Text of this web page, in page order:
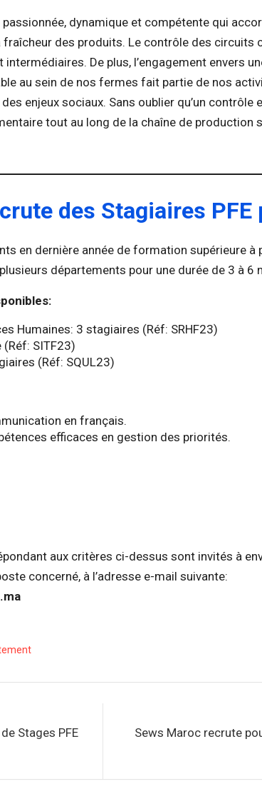
passionnée, dynamique et compétente qui
fraîcheur des produits. Le contrôle des circuits
De plus, l’engagement envers
au sein de nos fermes fait partie de nos
enjeux sociaux. Sans oublier qu’un contrôle
tout au long de la chaîne de production
des Stagiaires PFE
en dernière année de formation supérieure à
départements pour une durée de 3 à 6
Humaines: 3 stagiaires (Réf: SRHF23)
SITF23)
(Réf: SQUL23)
en français.
efficaces en gestion des priorités.
aux critères ci-dessus sont invités à
concerné, à l’adresse e-mail suivante:
Stages PFE
Sews Maroc recrute